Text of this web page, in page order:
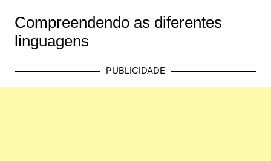
Compreendendo as diferentes
linguagens
PUBLICIDADE